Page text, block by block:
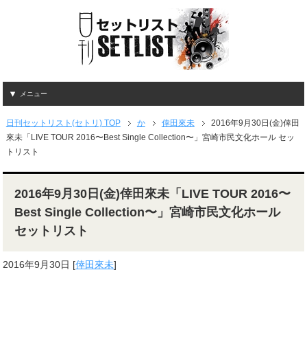
メニュー
日刊セットリスト(セトリ) TOP か 倖田來未
2016年9月30日(金)倖田
來未「LIVE TOUR 2016〜Best Single Collection〜」宮崎市民文化ホール セッ
トリスト
2016年9月30日(金)倖田來未「LIVE TOUR 2016〜
Best Single Collection〜」宮崎市民文化ホール
セットリスト
2016年9月30日 [倖田來未]